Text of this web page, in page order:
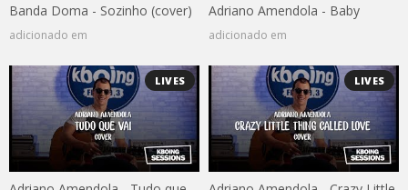
Banda Doma - Sozinho (cover)
adicionado em
Adriano Amendola - Baby
adicionado em
LIVES LIVES